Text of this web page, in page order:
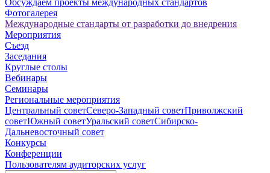
Обсуждаем проекты международных стандартов
Фотогалерея
Международные стандарты от разработки до внедрения
Мероприятия
Съезд
Заседания
Круглые столы
Вебинары
Семинары
Региональные мероприятия
Центральный советСеверо-Западный советПриволжский
советЮжный советУральский советСибирско-
Дальневосточный совет
Конкурсы
Конференции
Пользователям аудиторских услуг